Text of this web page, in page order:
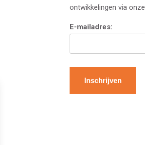
ontwikkelingen via
E-mailadres: